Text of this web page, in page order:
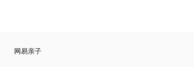
网易亲子